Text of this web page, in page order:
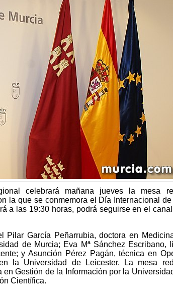
celebrará mañana jueves la mesa
la que se conmemora el Día Internacional
a las 19:30 horas, podrá seguirse en el
Pilar García Peñarrubia, doctora en
de Murcia; Eva Mª Sánchez Escribano,
y Asunción Pérez Pagán, técnica en
la Universidad de Leicester. La mesa
Gestión de la Información por la
Científica.